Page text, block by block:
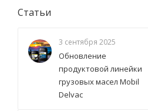
Статьи
3 сентября 2025
Обновление
продуктовой линейки
грузовых масел Mobil
Delvac